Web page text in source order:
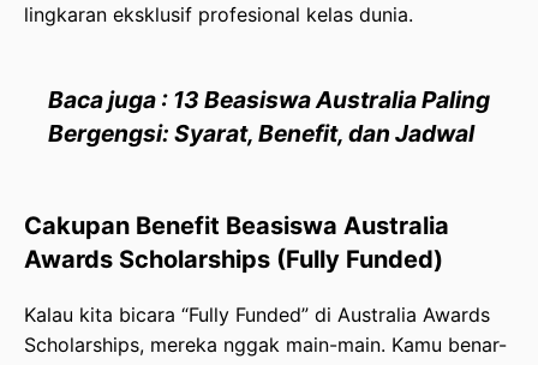
lingkaran eksklusif profesional kelas dunia.
Baca juga : 13 Beasiswa Australia Paling
Bergengsi: Syarat, Benefit, dan Jadwal
Cakupan Benefit Beasiswa Australia
Awards Scholarships (Fully Funded)
Kalau kita bicara “Fully Funded” di Australia Awards
Scholarships, mereka nggak main-main. Kamu benar-